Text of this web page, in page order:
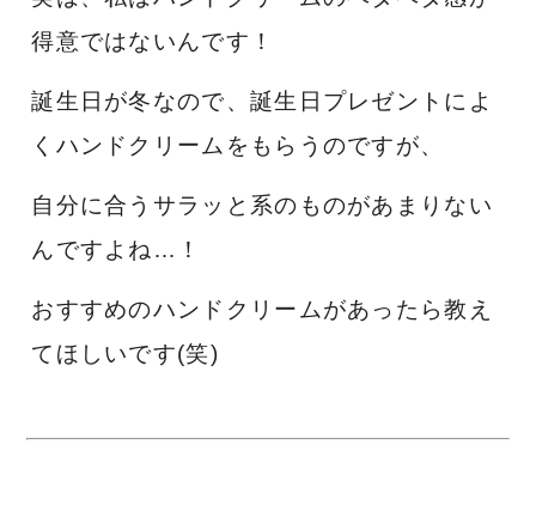
得意ではないんです！
誕生日が冬なので、誕生日プレゼントによ
くハンドクリームをもらうのですが、
自分に合うサラッと系のものがあまりない
んですよね…！
おすすめのハンドクリームがあったら教え
てほしいです(笑)